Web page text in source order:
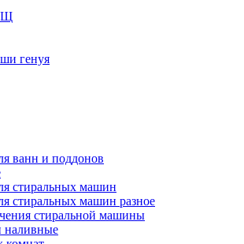
генуя
ванн и поддонов
стиральных машин
стиральных машин разное
стиральной машины
наливные